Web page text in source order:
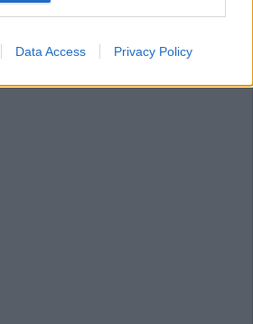
Data Access Privacy Policy